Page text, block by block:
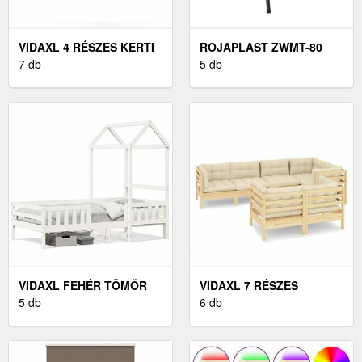
VIDAXL 4 RÉSZES KERTI
ÜLŐGARNITÚRA ZÖLD
7 db
ROJAPLAST ZWMT-80
KERTI ASZTAL, 80 CM
5 db
VIDAXL FEHÉR TÖMÖR
FENYŐFA ÁGYKERET 80 X
5 db
VIDAXL 7 RÉSZES
TÖMÖR FENYŐFA KERTI
6 db